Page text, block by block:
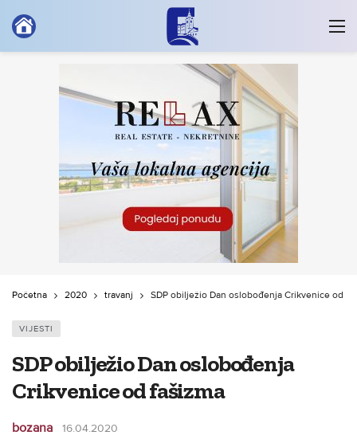
Početna 2020 travanj SDP obilježio Dan oslobođenja Crikvenice od
VIJESTI
SDP obilježio Dan oslobođenja
Crikvenice od fašizma
bozana 16.04.2020